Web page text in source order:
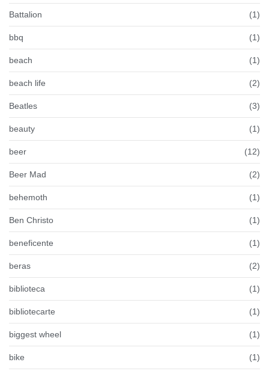
Battalion (1)
bbq (1)
beach (1)
beach life (2)
Beatles (3)
beauty (1)
beer (12)
Beer Mad (2)
behemoth (1)
Ben Christo (1)
beneficente (1)
beras (2)
biblioteca (1)
bibliotecarte (1)
biggest wheel (1)
bike (1)